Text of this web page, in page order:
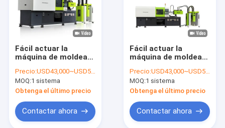
Fácil actuar la
máquina de moldear
de alimentación de la
botella de la
entrerrosca del
pezón eficiente del
pacificador
Precio:USD43,000~USD50,000
MOQ:1 sistema
Obtenga el último precio
Contactar ahora
Fácil actuar la
máquina de moldear
completamente
automática del
pezón LSR del
pacificador de la
entrerrosca de la
botella de
Precio:USD43,000~USD50,000
MOQ:1 sistema
Obtenga el último precio
Contactar ahora